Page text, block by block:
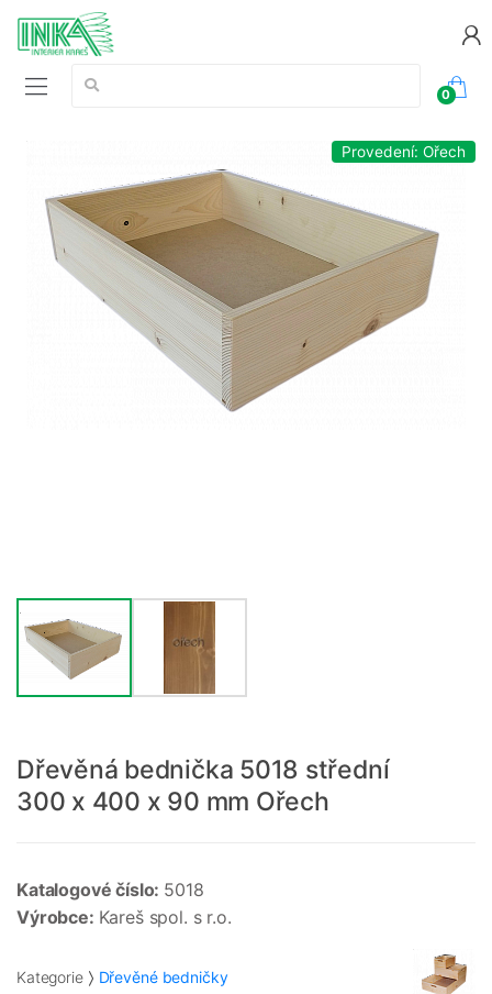
Vyhledávání:
0
Provedení: Ořech
Dřevěná bednička 5018 střední
300 x 400 x 90 mm Ořech
Katalogové číslo: 5018
Výrobce: Kareš spol. s r.o.
Kategorie Dřevěné bedničky